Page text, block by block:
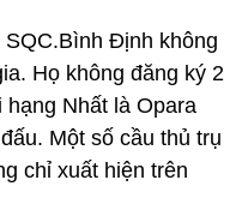
Định không
Họ không đăng ký 2
Nhất là Opara
Một số cầu thủ trụ
chỉ xuất hiện trên